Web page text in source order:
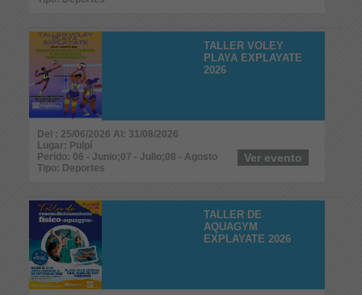
TALLER VOLEY
PLAYA EXPLAYATE
2026
Del : 25/06/2026 Al: 31/08/2026
Lugar: Pulpí
Perido: 06 - Junio;07 - Julio;08 - Agosto
Tipo: Deportes
Ver evento
TALLER DE
AQUAGYM
EXPLAYATE 2026